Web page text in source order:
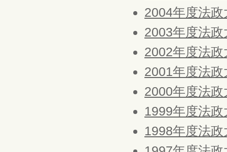
2004年度法
2003年度法
2002年度法
2001年度法
2000年度法
1999年度法
1998年度法